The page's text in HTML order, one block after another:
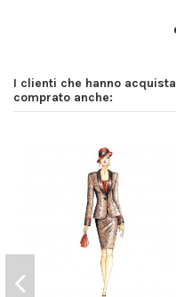
I clienti che hanno
comprato anche: